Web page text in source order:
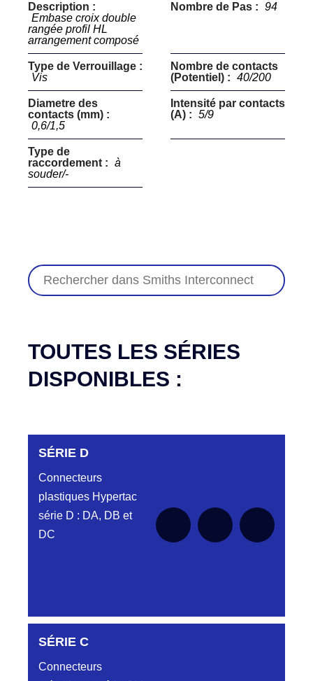
Description :
Embase croix double
rangée profil HL
arrangement composé
Nombre de Pas : 94
Type de Verrouillage :
Vis
Nombre de contacts
(Potentiel) : 40/200
Diametre des
contacts (mm) :
0,6/1,5
Intensité par contacts
(A) : 5/9
Type de
raccordement : à
souder/-
TOUTES LES SÉRIES
DISPONIBLES :
SÉRIE D
Connecteurs
plastiques Hypertac
série D : DA, DB et
DC
DC6122340N
D03EC612MT CONNECTEUR NOIR
SÉRIE C
Connecteurs